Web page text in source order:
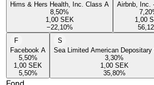
Hims & Hers Health, Inc. Class A
8,50%
1,00 SEK
−22,10%
Airbnb, Inc.
7,20
1,00
56,12
F
Facebook A
5,50%
1,00 SEK
5,50%
S
Sea Limited American Depositary
3,30%
1,00 SEK
35,80%